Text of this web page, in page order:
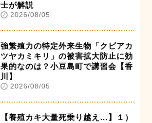
士が解説
2026/08/05
強繁殖力の特定外来生物「クビアカ
ツヤカミキリ」の被害拡大防止に効
果的なのは？小豆島町で講習会【香
川】
2026/08/05
【養殖カキ大量死乗り越え…】１）